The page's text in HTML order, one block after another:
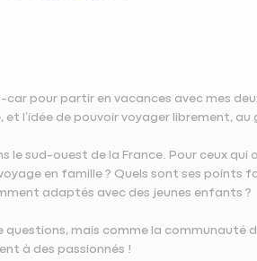
car pour partir en vacances avec mes
l’idée de pouvoir voyager librement, au
le sud-ouest de la France. Pour ceux
en famille ? Quels sont ses points
adaptés avec des jeunes enfants ?
questions, mais comme la
à des passionnés !